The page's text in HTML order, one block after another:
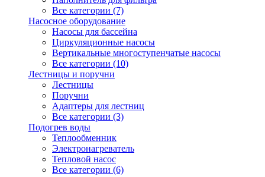
Все категории (7)
Насосное оборудование
Насосы для бассейна
Циркуляционные насосы
Вертикальные многоступенчатые насосы
Все категории (10)
Лестницы и поручни
Лестницы
Поручни
Адаптеры для лестниц
Все категории (3)
Подогрев воды
Теплообменник
Электронагреватель
Тепловой насос
Все категории (6)